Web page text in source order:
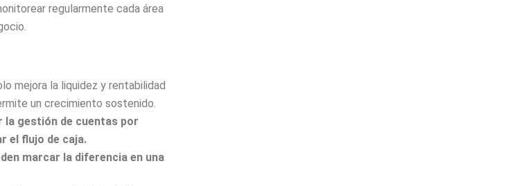
regularmente cada área
mejora la liquidez y rentabilidad
un crecimiento sostenido.
la gestión de cuentas por
el flujo de caja.
marcar la diferencia en una